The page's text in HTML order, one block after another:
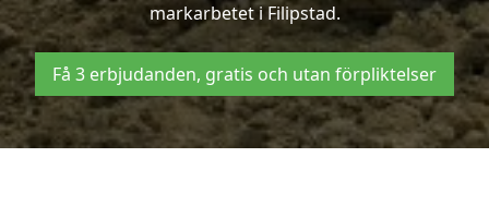
markarbetet i Filipstad.
Få 3 erbjudanden, gratis och utan förpliktelser